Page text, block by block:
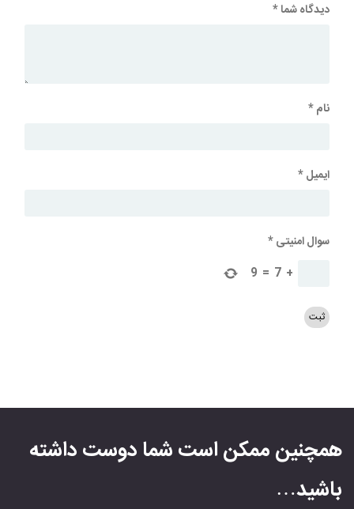
دیدگاه شما*
نام*
ایمیل*
سوال امنیتی*
+
7
=
9
همچنین ممکن است شما دوست داشته
باشید…